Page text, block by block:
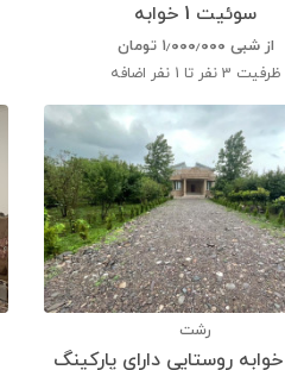
سوئیت 1 خوابه
از شبی ۱٫۰۰۰٫۰۰۰ تومان
ظرفیت 3 نفر تا 1 نفر اضافه
رشت